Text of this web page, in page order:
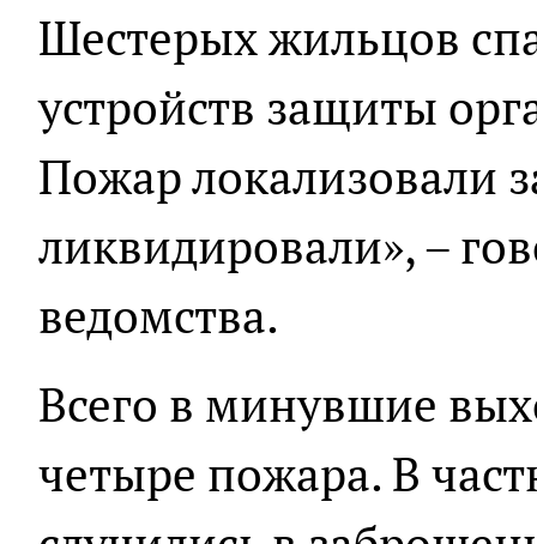
Шестерых жильцов
устройств защиты
Пожар локализовали
ликвидировали», –
ведомства.
Всего в минувшие
четыре пожара. В